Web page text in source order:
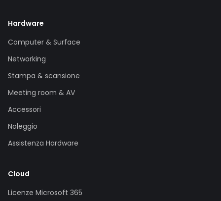
Hardware
Computer & Surface
Networking
Stampa & scansione
Meeting room & AV
Accessori
Noleggio
Assistenza Hardware
Cloud
Licenze Microsoft 365